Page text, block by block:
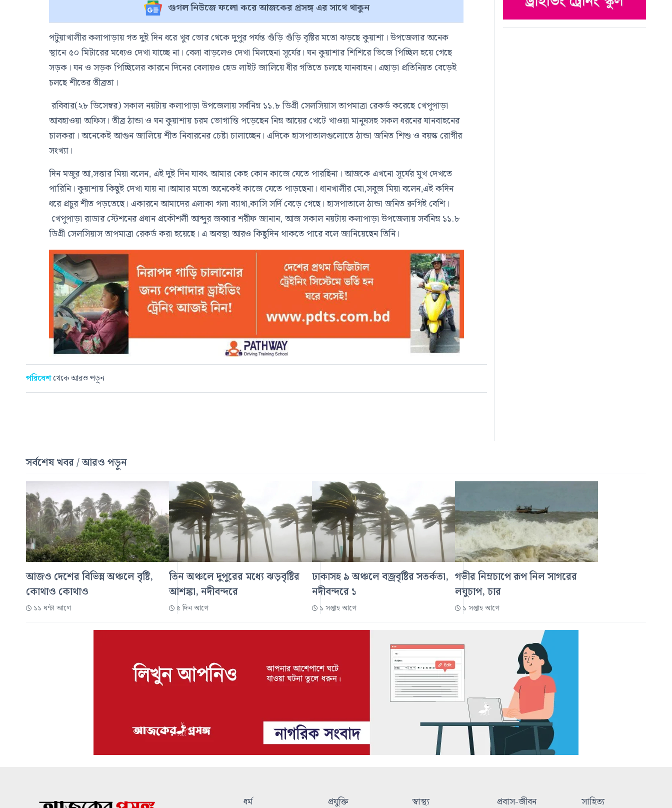
গুগল নিউজে ফলো করে আজকের প্রসঙ্গ এর সাথে থাকুন
পটুয়াখালীর কলাপাড়ায় গত দুই দিন ধরে খুব ভোর থেকে দুপুর পর্যন্ত গুঁড়ি গুঁড়ি বৃষ্টির মতো ঝড়ছে কুয়াশা। উপজেলার অনেক
স্থানে ৫০ মিটারের মধ্যেও দেখা যাচ্ছে না। বেলা বাড়লেও দেখা মিলছেনা সূর্যের। ঘন কুয়াশার শিশিরে ভিজে পিচ্ছিল হয়ে গেছে
সড়ক। ঘন ও সড়ক পিচ্ছিলের কারনে দিনের বেলায়ও হেড লাইট জালিয়ে ধীর গতিতে চলছে যানবাহন। এছাড়া প্রতিনিয়ত বেড়েই
চলছে শীতের তীব্রতা।
রবিবার(২৮ ডিসেম্বর) সকাল নয়টায় কলাপাড়া উপজেলায় সর্বনিম্ন ১১.৮ ডিগ্রী সেলসিয়াস তাপমাত্রা রেকর্ড করেছে খেপুপাড়া
আবহাওয়া অফিস। তীব্র ঠান্ডা ও ঘন কুয়াশায় চরম ভোগান্তি পড়েছেন নিম্ন আয়ের খেটে খাওয়া মানুষসহ সকল ধরনের যানবাহনের
চালকরা। অনেকেই আগুন জালিয়ে শীত নিবারনের চেষ্টা চালাচ্ছেন। এদিকে হাসপাতালগুলোতে ঠান্ডা জনিত শিশু ও বয়স্ক রোগীর
সংখ্যা।
দিন মজুর আ,সত্তার মিয়া বলেন, এই দুই দিন যাবৎ আমার কেহ কোন কাজে যেতে পারছিনা। আজকে এখনো সূর্যের মুখ দেখতে
পারিনি। কুয়াশায় কিছুই দেখা যায় না।আমার মতো অনেকেই কাজে যেতে পাড়ছেনা। ধানখালীর মো,সবুজ মিয়া বলেন,এই কদিন
ধরে প্রচুর শীত পড়তেছে। একারনে আমাদের এলাকা গলা ব্যাথা,কাসি সর্দি বেড়ে গেছে। হাসপাতালে ঠান্ডা জনিত রুগিই বেশি।
খেপুপাড়া রাডার স্টেশনের প্রধান প্রকৌশলী আব্দুর জব্বার শরীফ জানান, আজ সকাল নয়টায় কলাপাড়া উপজেলায় সর্বনিম্ন ১১.৮
ডিগ্রী সেলসিয়াস তাপমাত্রা রেকর্ড করা হয়েছে। এ অবস্থা আরও কিছুদিন থাকতে পারে বলে জানিয়েছেন তিনি।
পরিবেশথেকে আরও পড়ুন
সর্বশেষ খবর / আরও পড়ুন
আজও দেশের বিভিন্ন অঞ্চলে বৃষ্টি,
কোথাও কোথাও
১১ ঘন্টা আগে
তিন অঞ্চলে দুপুরের মধ্যে ঝড়বৃষ্টির
আশঙ্কা, নদীবন্দরে
৫ দিন আগে
ঢাকাসহ ৯ অঞ্চলে বজ্রবৃষ্টির সতর্কতা,
নদীবন্দরে ১
১ সপ্তাহ আগে
গভীর নিম্নচাপে রূপ নিল সাগরের
লঘুচাপ, চার
১ সপ্তাহ আগে
ধর্ম প্রযুক্তি স্বাস্থ্য প্রবাস-জীবন সাহিত্য